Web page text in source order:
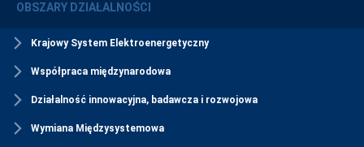
OBSZARY DZIAŁALNOŚCI
Krajowy System Elektroenergetyczny
Współpraca międzynarodowa
Działalność innowacyjna, badawcza i rozwojowa
Wymiana Międzysystemowa